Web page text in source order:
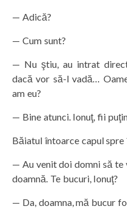
— Adică?
— Cum sunt?
— Nu ştiu, au intrat
dacă vor să-l vadă…
am eu?
— Bine atunci. Ionuţ, fii
Băiatul întoarce capul spre
— Au venit doi domni să te
doamnă. Te bucuri, Ionuţ?
— Da, doamna, mă bucur